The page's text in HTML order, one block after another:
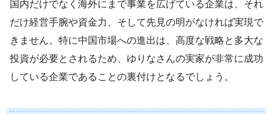
国内だけでなく海外にまで事業を広げている企業は、それ
だけ経営手腕や資金力、そして先見の明がなければ実現で
きません。特に中国市場への進出は、高度な戦略と多大な
投資が必要とされるため、ゆりなさんの実家が非常に成功
している企業であることの裏付けとなるでしょう。